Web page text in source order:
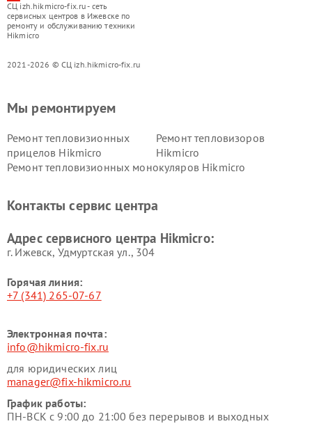
СЦ izh.hikmicro-fix.ru - сеть
сервисных центров в Ижевске по
ремонту и обслуживанию техники
Hikmicro
2021-2026 © СЦ izh.hikmicro-fix.ru
Мы ремонтируем
Ремонт тепловизионных
прицелов Hikmicro
Ремонт тепловизоров
Hikmicro
Ремонт тепловизионных монокуляров Hikmicro
Контакты сервис центра
Адрес сервисного центра Hikmicro:
г. Ижевск, Удмуртская ул., 304
Горячая линия:
+7 (341) 265-07-67
Электронная почта:
info@hikmicro-fix.ru
для юридических лиц
manager@fix-hikmicro.ru
График работы:
ПН-ВСК с 9:00 до 21:00 без перерывов и выходных